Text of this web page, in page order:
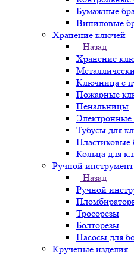
Бумажные
Виниловые
Хранение ключей
Назад
Хранение
Ключница с
Пожарные
Пенальницы
Тубусы для
Пластиковые
Кольца для
Ручной инструмент
Назад
Ручной
Тросорезы
Болторезы
Насосы для
Крученые изделия